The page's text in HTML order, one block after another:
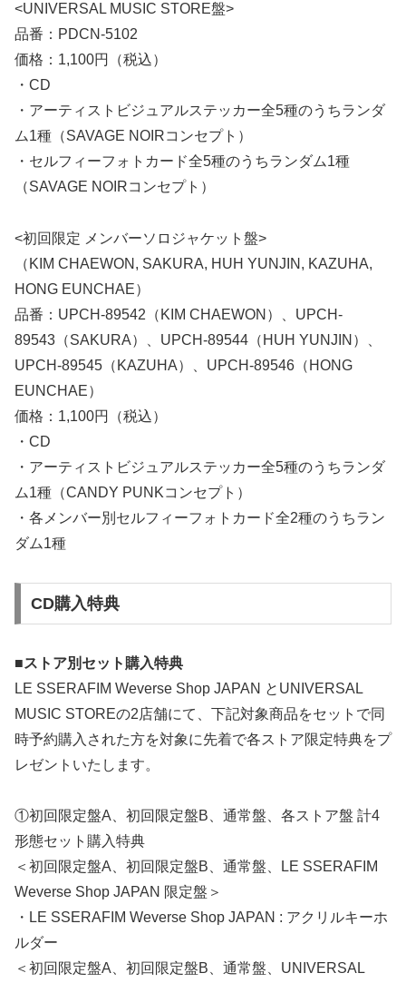
<UNIVERSAL MUSIC STORE盤>
品番：PDCN-5102
価格：1,100円（税込）
・CD
・アーティストビジュアルステッカー全5種のうちランダ
ム1種（SAVAGE NOIRコンセプト）
・セルフィーフォトカード全5種のうちランダム1種
（SAVAGE NOIRコンセプト）
<初回限定 メンバーソロジャケット盤>
（KIM CHAEWON, SAKURA, HUH YUNJIN, KAZUHA,
HONG EUNCHAE）
品番：UPCH-89542（KIM CHAEWON）、UPCH-
89543（SAKURA）、UPCH-89544（HUH YUNJIN）、
UPCH-89545（KAZUHA）、UPCH-89546（HONG
EUNCHAE）
価格：1,100円（税込）
・CD
・アーティストビジュアルステッカー全5種のうちランダ
ム1種（CANDY PUNKコンセプト）
・各メンバー別セルフィーフォトカード全2種のうちラン
ダム1種
CD購入特典
■ストア別セット購入特典
LE SSERAFIM Weverse Shop JAPAN とUNIVERSAL
MUSIC STOREの2店舗にて、下記対象商品をセットで同
時予約購入された方を対象に先着で各ストア限定特典をプ
レゼントいたします。
①初回限定盤A、初回限定盤B、通常盤、各ストア盤 計4
形態セット購入特典
＜初回限定盤A、初回限定盤B、通常盤、LE SSERAFIM
Weverse Shop JAPAN 限定盤＞
・LE SSERAFIM Weverse Shop JAPAN : アクリルキーホ
ルダー
＜初回限定盤A、初回限定盤B、通常盤、UNIVERSAL